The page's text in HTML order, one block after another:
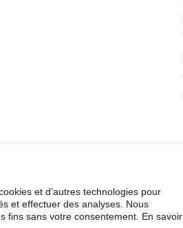
et d’autres technologies pour
et effectuer des analyses. Nous
fins sans votre consentement. En savoir